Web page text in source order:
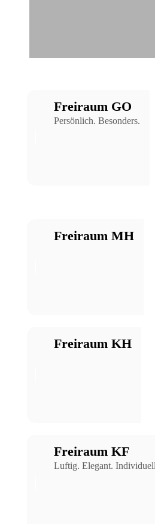
Freiraum GO
Persönlich. Besonders.
Freiraum MH
Freiraum KH
Freiraum KF
Luftig. Elegant.